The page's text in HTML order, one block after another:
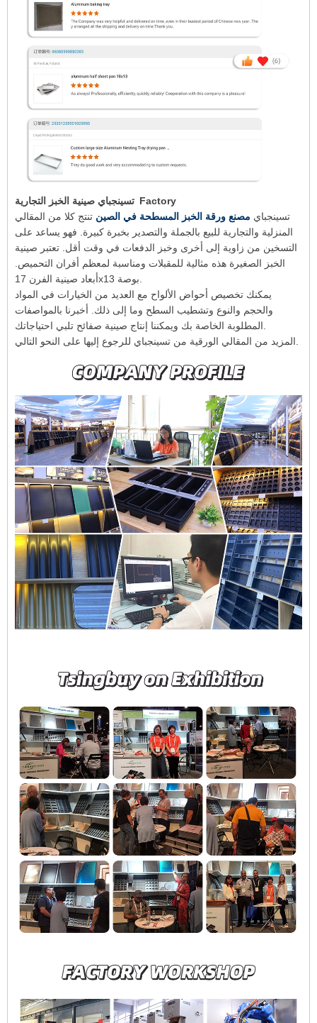
تسينجباي صينية الخبز التجارية Factory
تسينجباي مصنع ورقة الخبز المسطحة في الصين تنتج كلا من المقالي
المنزلية والتجارية للبيع بالجملة والتصدير بخبرة كبيرة. فهو يساعد على
التسخين من زاوية إلى أخرى وخبز الدفعات في وقت أقل. تعتبر صينية
الخبز الصغيرة هذه مثالية للمقبلات ومناسبة لمعظم أفران التحميص.
يمكنك تخصيص أحواض الألواح مع العديد من الخيارات في المواد
والحجم والنوع وتشطيب السطح وما إلى ذلك. أخبرنا بالمواصفات